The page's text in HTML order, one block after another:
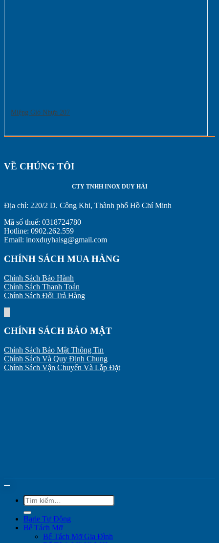
Miệng Gió Nhựa 207
VỀ CHÚNG TÔI
CTY TNHH INOX DUY HẢI
Địa chỉ: 220/2 D. Công Khi, Thành phố Hồ Chí Minh
Mã số thuế: 0318724780
Hotline: 0902.262.559
Email: inoxduyhaisg@gmail.com
CHÍNH SÁCH MUA HÀNG
Chính Sách Bảo Hành
Chính Sách Thanh Toán
Chính Sách Đổi Trả Hàng
CHÍNH SÁCH BẢO MẬT
Chính Sách Bảo Mật Thông Tin
Chính Sách Và Quy Định Chung
Chính Sách Vận Chuyển Và Lắp Đặt
Tìm
kiếm:
Barie Tự Động
Bể Tách Mỡ
Bể Tách Mỡ Gia Đình